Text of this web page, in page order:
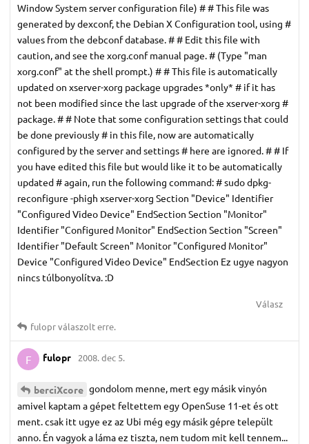
Window System server configuration file) # # This file was
generated by dexconf, the Debian X Configuration tool, using #
values from the debconf database. # # Edit this file with
caution, and see the xorg.conf manual page. # (Type "man
xorg.conf" at the shell prompt.) # # This file is automatically
updated on xserver-xorg package upgrades *only* # if it has
not been modified since the last upgrade of the xserver-xorg #
package. # # Note that some configuration settings that could
be done previously # in this file, now are automatically
configured by the server and settings # here are ignored. # # If
you have edited this file but would like it to be automatically
updated # again, run the following command: # sudo dpkg-
reconfigure -phigh xserver-xorg Section "Device" Identifier
"Configured Video Device" EndSection Section "Monitor"
Identifier "Configured Monitor" EndSection Section "Screen"
Identifier "Default Screen" Monitor "Configured Monitor"
Device "Configured Video Device" EndSection Ez ugye nagyon
nincs túlbonyolítva. :D
Válasz
fuloprválaszolt erre.
F fulopr 2008. dec 5.
berciXcore gondolom menne, mert egy másik vinyón
amivel kaptam a gépet feltettem egy OpenSuse 11-et és ott
ment. csak itt ugye ez az Ubi még egy másik gépre települt
anno. Én vagyok a láma ez tiszta, nem tudom mit kell tennem...